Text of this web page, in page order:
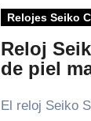
Relojes Seiko
Reloj
de piel
El reloj Seiko Solar SNE529P1 es un reloj